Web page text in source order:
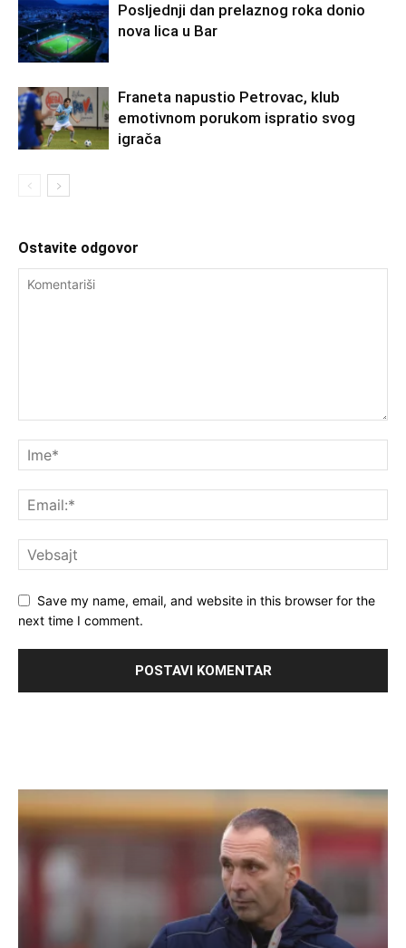
Posljednji dan prelaznog roka donio
nova lica u Bar
Franeta napustio Petrovac, klub
emotivnom porukom ispratio svog
igrača
Ostavite odgovor
Save my name, email, and website in this browser for the
next time I comment.